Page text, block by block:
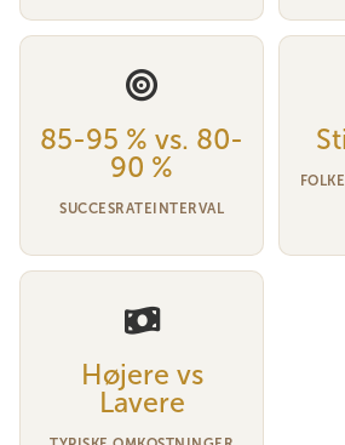
85-95 % vs. 80-
90 %
SUCCESRATEINTERVAL
Højere vs
Lavere